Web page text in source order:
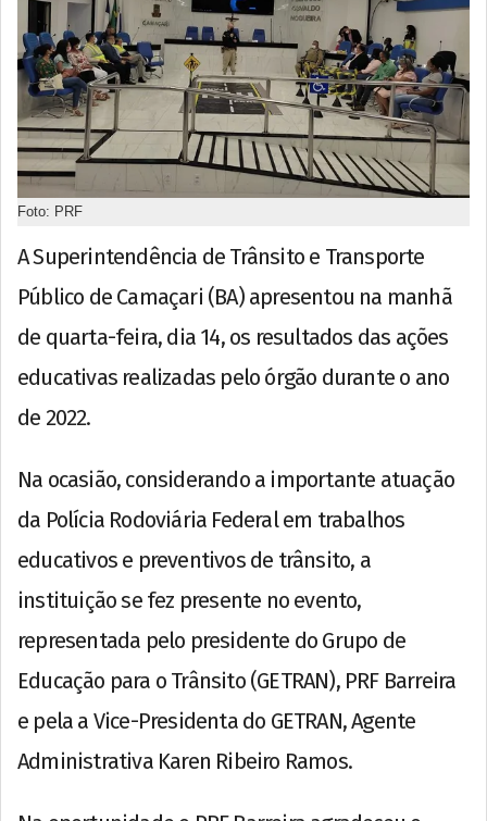
Foto: PRF
A Superintendência de Trânsito e Transporte
Público de Camaçari (BA) apresentou na manhã
de quarta-feira, dia 14, os resultados das ações
educativas realizadas pelo órgão durante o ano
de 2022.
Na ocasião, considerando a importante atuação
da Polícia Rodoviária Federal em trabalhos
educativos e preventivos de trânsito, a
instituição se fez presente no evento,
representada pelo presidente do Grupo de
Educação para o Trânsito (GETRAN), PRF Barreira
e pela a Vice-Presidenta do GETRAN, Agente
Administrativa Karen Ribeiro Ramos.